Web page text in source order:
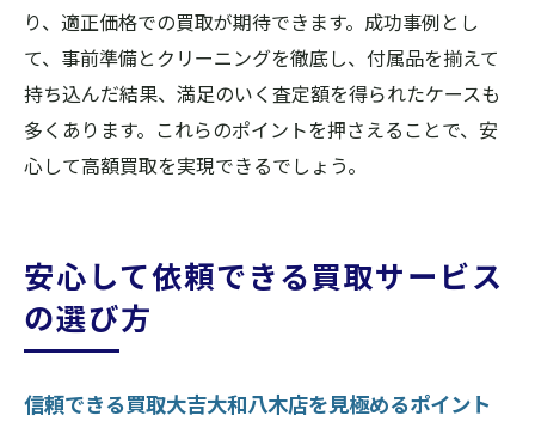
り、適正価格での買取が期待できます。成功事例とし
て、事前準備とクリーニングを徹底し、付属品を揃えて
持ち込んだ結果、満足のいく査定額を得られたケースも
多くあります。これらのポイントを押さえることで、安
心して高額買取を実現できるでしょう。
安心して依頼できる買取サービス
の選び方
信頼できる買取大吉大和八木店を見極めるポイント